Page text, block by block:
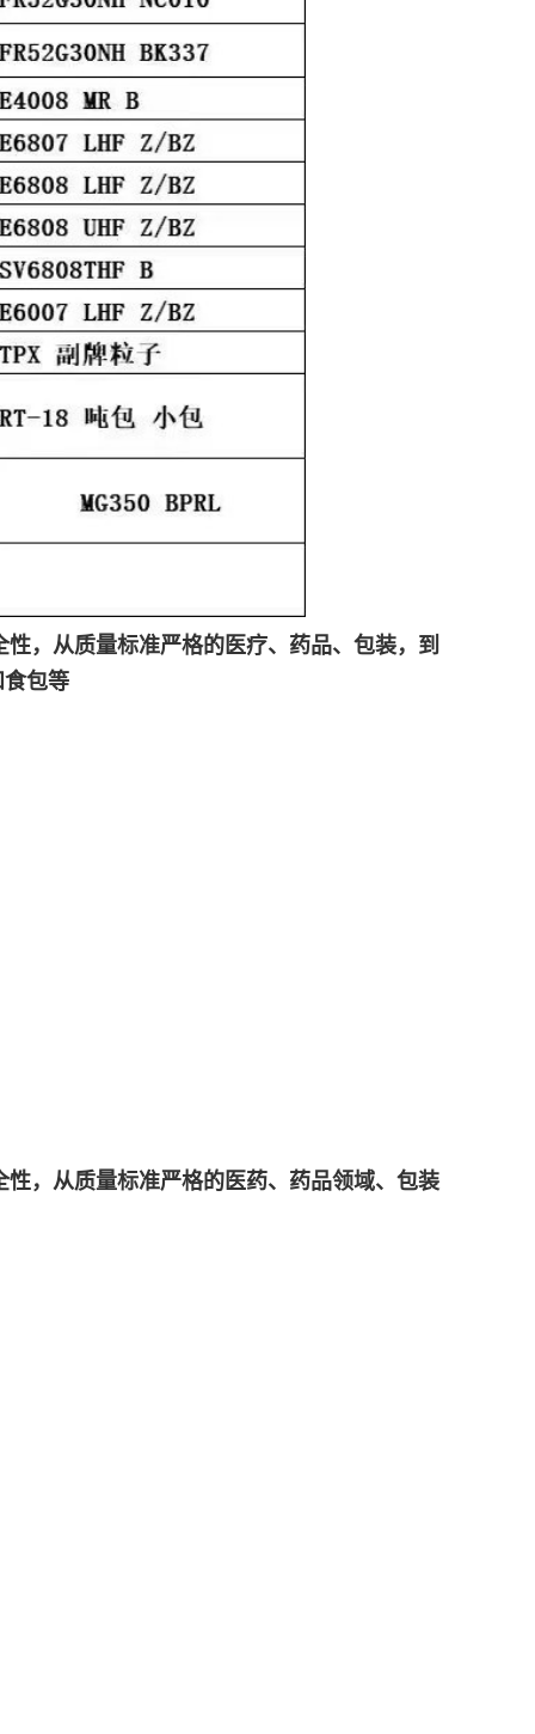
，从质量标准严格的医疗、药品、包装，到
包等
，从质量标准严格的医药、药品领域、包装